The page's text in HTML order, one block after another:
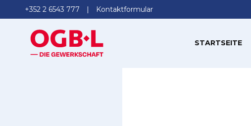
+352 2 6543 777 Kontaktformular
STARTSEITE